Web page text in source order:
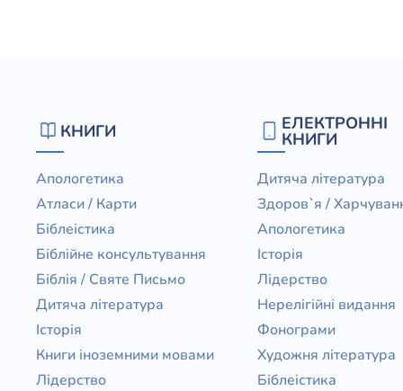
КНИГИ
Апологетика
Атласи / Карти
Біблеістика
Біблійне консультування
Біблія / Святе Письмо
Дитяча література
Історія
Книги іноземними мовами
Лідерство
ЕЛЕКТРОННІ
КНИГИ
Дитяча література
Здоров`я /
Апологетика
Історія
Лідерство
Нерелігійні видання
Фонограми
Художня література
Біблеістика